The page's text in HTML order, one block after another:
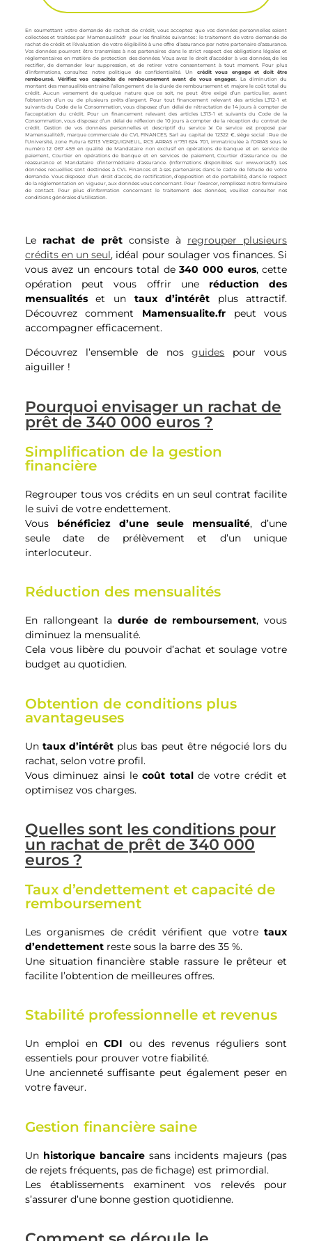
En soumettant votre demande de rachat de crédit, vous acceptez que vos données personnelles soient
collectées et traitées par Mamensualité.fr pour les finalités suivantes : le traitement de votre demande de
rachat de crédit et l’évaluation de votre éligibilité à une offre d’assurance par notre partenaire d’assurance.
Vos données pourront être transmises à nos partenaires dans le strict respect des obligations légales et
réglementaires en matière de protection des données. Vous avez le droit d’accéder à vos données, de les
rectifier, de demander leur suppression, et de retirer votre consentement à tout moment. Pour plus
d’informations, consultez notre politique de confidentialité. Un
crédit vous engage et doit être
remboursé. Vérifiez vos capacités de remboursement avant de vous engager. La diminution du
montant des mensualités entraine l’allongement de la durée de remboursement et majore le coût total du
crédit. Aucun versement de quelque nature que ce soit, ne peut être exigé d’un particulier, avant
l’obtention d’un ou de plusieurs prêts d’argent. Pour tout financement relevant des articles L312-1 et
suivants du Code de la Consommation, vous disposez d’un délai de rétractation de 14 jours à compter de
l’acceptation du crédit. Pour un financement relevant des articles L313-1 et suivants du Code de la
Consommation, vous disposez d’un délai de réflexion de 10 jours à compter de la réception du contrat de
crédit. Gestion de vos données personnelles et descriptif du service ⇲ Ce service est proposé par
Mamensualité.fr, marque commerciale de CVL FINANCES, Sarl au capital de 12322 €, siège social : Rue de
l’Université, zone Futura 62113 VERQUIGNEUL, RCS ARRAS n°751 624 701, immatriculée à l’ORIAS sous le
numéro 12 067 459 en qualité de Mandataire non exclusif en opérations de banque et en service de
paiement, Courtier en opérations de banque et en services de paiement, Courtier d’assurance ou de
réassurance et Mandataire d’intermédiaire d’assurance. (Informations disponibles sur www.orias.fr). Les
données recueillies sont destinées à CVL Finances et à ses partenaires dans le cadre de l’étude de votre
demande. Vous disposez d’un droit d’accès, de rectification, d’opposition et de portabilité, dans le respect
de la réglementation en vigueur, aux données vous concernant. Pour l’exercer, remplissez notreformulaire
de contact. Pour plus d’information concernant le traitement des données, veuillez consulter nos
conditions générales d’utilisation.
Le rachat de prêt consiste à regrouper plusieurs
crédits en un seul, idéal pour soulager vos finances. Si
vous avez un encours total de340 000 euros, cette
opération peut vous offrir une réduction des
mensualitéset un taux d’intérêt plus attractif.
Découvrez comment Mamensualite.fr peut vous
accompagner efficacement.
Découvrez l’ensemble de nosguides
pour vous
aiguiller !
Pourquoi envisager un rachat de
prêt de 340 000 euros ?
Simplification de la gestion
financière
Regrouper tous vos crédits en un seul contrat facilite
le suivi de votre endettement.
Vous bénéficiez d’une seule mensualité, d’une
seule date de prélèvement et d’un unique
interlocuteur.
Réduction des mensualités
En rallongeant la durée de remboursement, vous
diminuez la mensualité.
Cela vous libère du pouvoir d’achat et soulage votre
budget au quotidien.
Obtention de conditions plus
avantageuses
Untaux d’intérêt plus bas peut être négocié lors du
rachat, selon votre profil.
Vous diminuez ainsi lecoût totalde votre crédit et
optimisez vos charges.
Quelles sont les conditions pour
un rachat de prêt de 340 000
euros ?
Taux d’endettement et capacité de
remboursement
Les organismes de crédit vérifient que votretaux
d’endettementreste sous la barre des 35 %.
Une situation financière stable rassure le prêteur et
facilite l’obtention de meilleures offres.
Stabilité professionnelle et revenus
Un emploi enCDI ou des revenus réguliers sont
essentiels pour prouver votre fiabilité.
Une ancienneté suffisante peut également peser en
votre faveur.
Gestion financière saine
Un historique bancairesans incidents majeurs (pas
de rejets fréquents, pas de fichage) est primordial.
Les établissements examinent vos relevés pour
s’assurer d’une bonne gestion quotidienne.